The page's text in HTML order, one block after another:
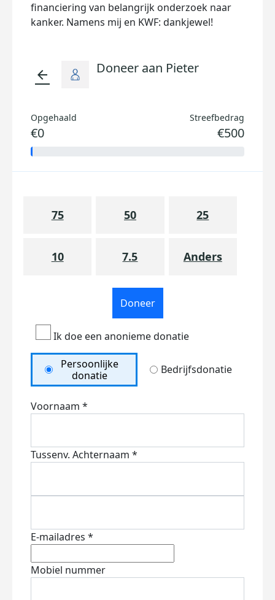
financiering van belangrijk onderzoek naar
kanker. Namens mij en KWF: dankjewel!
arrow_back Doneer aan Pieter
Opgehaald
€0
Streefbedrag
€500
75 50 25
10 7.5 Anders
Doneer
Ik doe een anonieme donatie
Persoonlijke
donatie
Bedrijfsdonatie
Voornaam *
Tussenv. Achternaam *
E-mailadres *
Mobiel nummer